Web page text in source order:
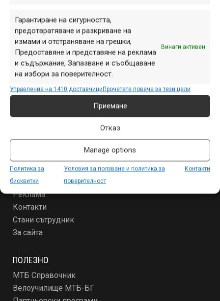
Гарантиране на сигурността,
предотвратяване и разкриване на
измами и отстраняване на грешки,
Предоставяне и представяне на реклама
и съдържание, Запазване и съобщаване
на избори за поверителност.
Винаги активен
Управление на 1410 доставчициПрочетете повече за тези цели
Приемане
Отказ
Manage options
Политика за
бисквитки
Условия за ползване и политика за
поверителност
Контакти
СЕКЦИИ
Начало
Продукти
Събития
ЗА МТБ-БГ
Условия за ползване и политика за поверителност
За новодошлите
Абонамент
Реклама
Контакти
Стани сътрудник
За сайта
ПОЛЕЗНО
МТБ Справочник
Велоучилище МТБ-БГ